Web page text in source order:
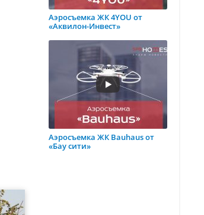
Аэросъемка ЖК 4YOU от
«Аквилон-Инвест»
Аэросъемка ЖК Bauhaus от
«Бау сити»